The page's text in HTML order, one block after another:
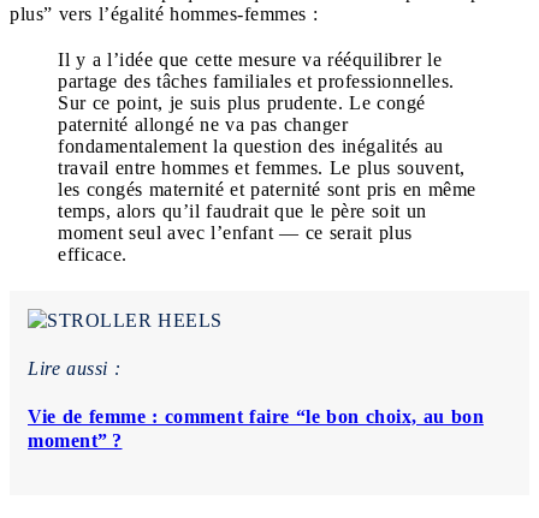
plus” vers l’égalité hommes-femmes :
Il y a l’idée que cette mesure va rééquilibrer le
partage des tâches familiales et professionnelles.
Sur ce point, je suis plus prudente. Le congé
paternité allongé ne va pas changer
fondamentalement la question des inégalités au
travail entre hommes et femmes. Le plus souvent,
les congés maternité et paternité sont pris en même
temps, alors qu’il faudrait que le père soit un
moment seul avec l’enfant — ce serait plus
efficace.
Lire aussi :
Vie de femme : comment faire “le bon choix, au bon
moment” ?